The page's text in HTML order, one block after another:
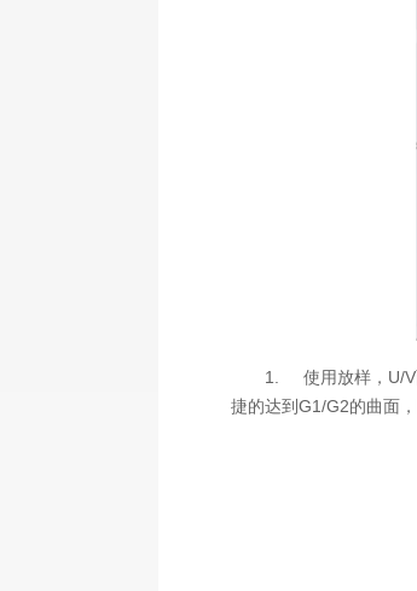
1. 使用放样，U/V面
捷的达到G1/G2的曲面